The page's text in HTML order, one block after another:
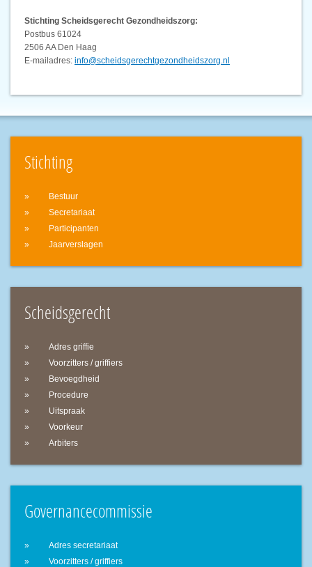
Stichting Scheidsgerecht Gezondheidszorg:
Postbus 61024
2506 AA Den Haag
E-mailadres: info@scheidsgerechtgezondheidszorg.nl
Stichting
Bestuur
Secretariaat
Participanten
Jaarverslagen
Scheidsgerecht
Adres griffie
Voorzitters / griffiers
Bevoegdheid
Procedure
Uitspraak
Voorkeur
Arbiters
Governancecommissie
Adres secretariaat
Voorzitters / griffiers